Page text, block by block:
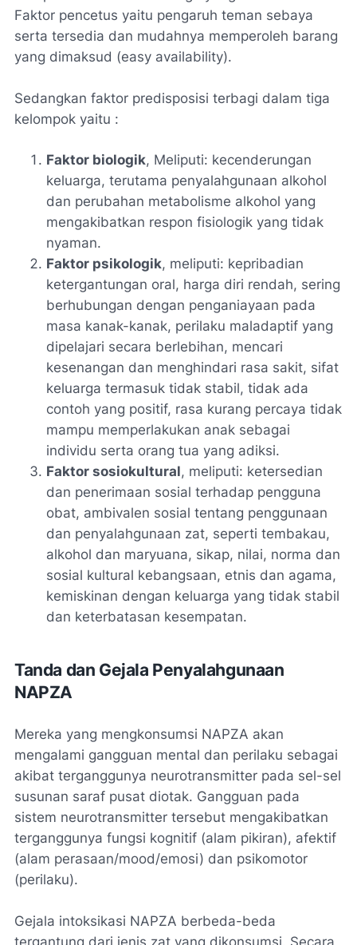
Faktor pencetus yaitu pengaruh teman sebaya
serta tersedia dan mudahnya memperoleh barang
yang dimaksud (easy availability).
Sedangkan faktor predisposisi terbagi dalam tiga
kelompok yaitu :
Faktor biologik, Meliputi: kecenderungan
keluarga, terutama penyalahgunaan alkohol
dan perubahan metabolisme alkohol yang
mengakibatkan respon fisiologik yang tidak
nyaman.
Faktor psikologik, meliputi: kepribadian
ketergantungan oral, harga diri rendah, sering
berhubungan dengan penganiayaan pada
masa kanak-kanak, perilaku maladaptif yang
dipelajari secara berlebihan, mencari
kesenangan dan menghindari rasa sakit, sifat
keluarga termasuk tidak stabil, tidak ada
contoh yang positif, rasa kurang percaya tidak
mampu memperlakukan anak sebagai
individu serta orang tua yang adiksi.
Faktor sosiokultural, meliputi: ketersedian
dan penerimaan sosial terhadap pengguna
obat, ambivalen sosial tentang penggunaan
dan penyalahgunaan zat, seperti tembakau,
alkohol dan maryuana, sikap, nilai, norma dan
sosial kultural kebangsaan, etnis dan agama,
kemiskinan dengan keluarga yang tidak stabil
dan keterbatasan kesempatan.
Tanda dan Gejala Penyalahgunaan
NAPZA
Mereka yang mengkonsumsi NAPZA akan
mengalami gangguan mental dan perilaku sebagai
akibat terganggunya neurotransmitter pada sel-sel
susunan saraf pusat diotak. Gangguan pada
sistem neurotransmitter tersebut mengakibatkan
terganggunya fungsi kognitif (alam pikiran), afektif
(alam perasaan/mood/emosi) dan psikomotor
(perilaku).
Gejala intoksikasi NAPZA berbeda-beda
tergantung dari jenis zat yang dikonsumsi. Secara